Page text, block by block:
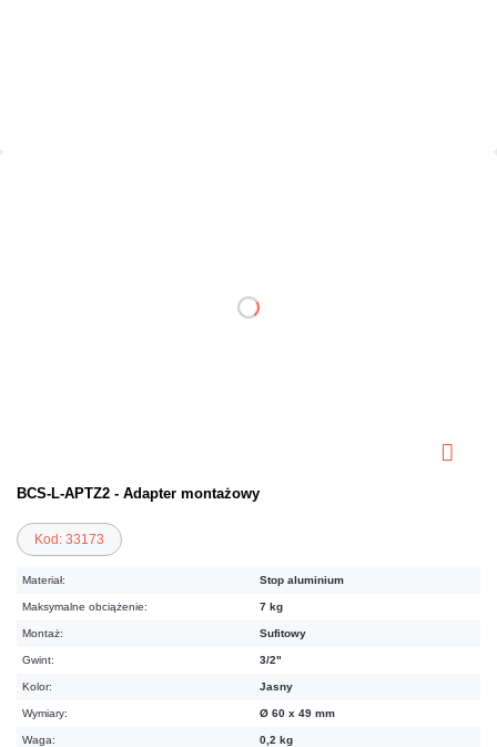
BCS-L-APTZ2 - Adapter montażowy
Kod: 33173
Materiał: Stop aluminium
Maksymalne obciążenie: 7 kg
Montaż: Sufitowy
Gwint: 3/2"
Kolor: Jasny
Wymiary: Ø 60 x 49 mm
Waga: 0,2 kg